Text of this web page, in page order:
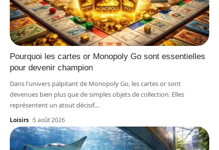
Pourquoi les cartes or Monopoly Go sont essentielles
pour devenir champion
Dans l'univers palpitant de Monopoly Go, les cartes or sont
devenues bien plus que de simples objets de collection. Elles
représentent un atout décisif…
Loisirs 5 août 2026